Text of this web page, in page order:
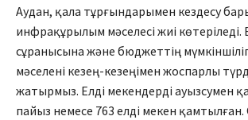
Аудан, қала тұрғындарымен кездесу
инфрақұрылым мәселесі жиі көтеріледі.
сұранысына және бюджеттің
мәселені кезең-кезеңімен жоспарлы
жатырмыз. Елді мекен­дерді ауызсумен
пайыз немесе 763 елді мекен